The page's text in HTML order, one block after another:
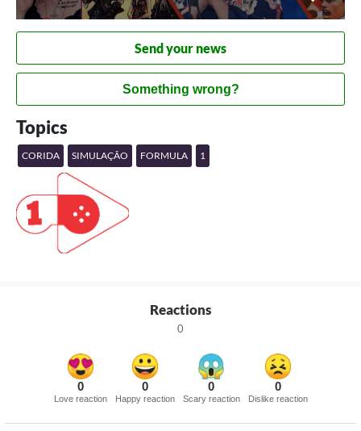
Send your news
Something wrong?
Topics
CORIDA SIMULAÇÃO FORMULA 1
Reactions
0
0
Love reaction
0
Happy reaction
0
Scary reaction
0
Dislike reaction